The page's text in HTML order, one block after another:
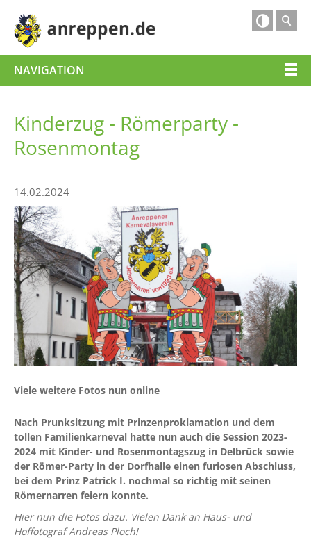

NAVIGATION
Kinderzug - Römerparty -
Rosenmontag
14.02.2024
Viele weitere Fotos nun online
Nach Prunksitzung mit Prinzenproklamation und dem
tollen Familienkarneval hatte nun auch die Session 2023-
2024 mit Kinder- und Rosenmontagszug in Delbrück sowie
der Römer-Party in der Dorfhalle einen furiosen Abschluss,
bei dem Prinz Patrick I. nochmal so richtig mit seinen
Römernarren feiern konnte.
Hier nun die Fotos dazu. Vielen Dank an Haus- und
Hoffotograf Andreas Ploch!